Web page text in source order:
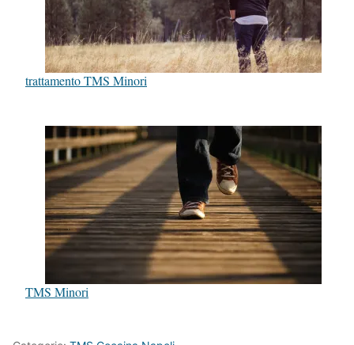
trattamento TMS Minori
TMS Minori